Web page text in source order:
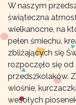
W naszym
świąteczna
wielkanocne, na
pełen śmiechu,
zbliżających się
rozpoczęło się
przedszkolaków.
wiośnie,
wesołych